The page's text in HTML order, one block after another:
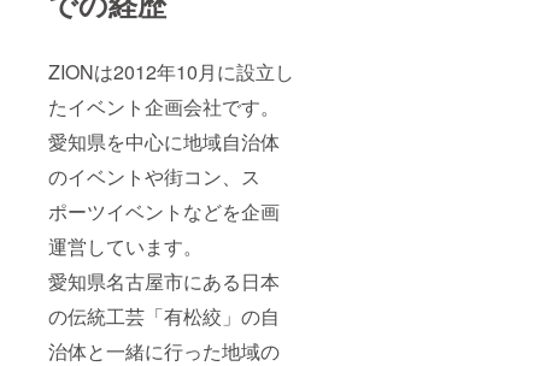
ZIONは2012年10月に設立し
たイベント企画会社です。
愛知県を中心に地域自治体
のイベントや街コン、ス
ポーツイベントなどを企画
運営しています。
愛知県名古屋市にある日本
の伝統工芸「有松絞」の自
治体と一緒に行った地域の